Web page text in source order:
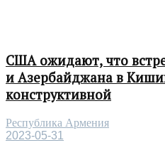
США ожидают, что
и Азербайджана в
конструктивной
Республика Армения
2023-05-31